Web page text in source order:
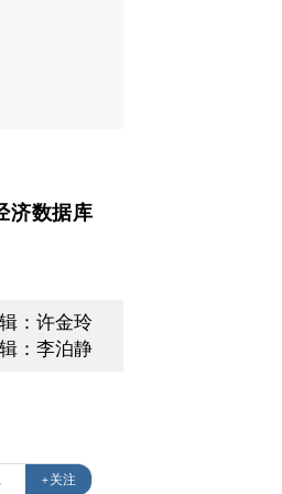
济数据库
：许金玲
：李泊静
+关注